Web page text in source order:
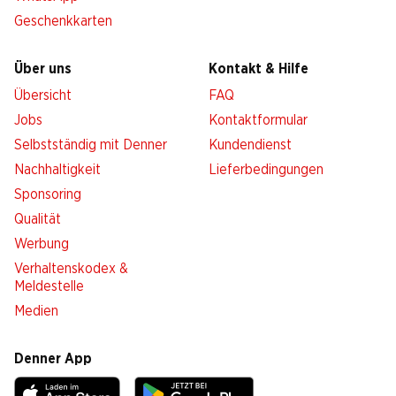
Geschenkkarten
Über uns
Übersicht
Jobs
Selbstständig mit Denner
Nachhaltigkeit
Sponsoring
Qualität
Werbung
Verhaltenskodex &
Meldestelle
Medien
Kontakt & Hilfe
FAQ
Kontaktformular
Kundendienst
Lieferbedingungen
Denner App